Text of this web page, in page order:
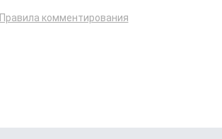
Правила комментирования